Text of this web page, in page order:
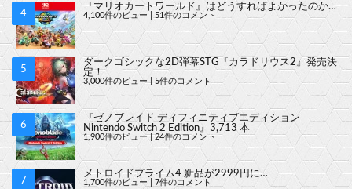
『マリオカートワールド』はどうすればよかったのか…
4,100件のビュー 51件のコメント
ダークゴシックな2D弾幕STG『カラドリウス2』発売決
定！
3,000件のビュー| 5件のコメント
『ゼノブレイド ディフィニティブエディション
Nintendo Switch 2 Edition』3,713 本
1,900件のビュー|24件のコメント
メトロイドプライム4 新品が2999円に…
1,700件のビュー 7件のコメント